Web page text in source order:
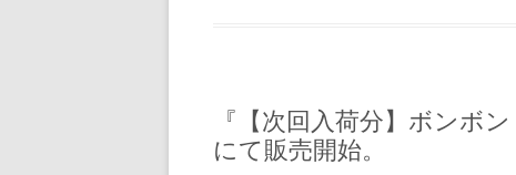
『【次回入荷分】ボンボ
にて販売開始。